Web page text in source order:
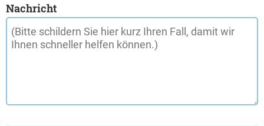
Nachricht